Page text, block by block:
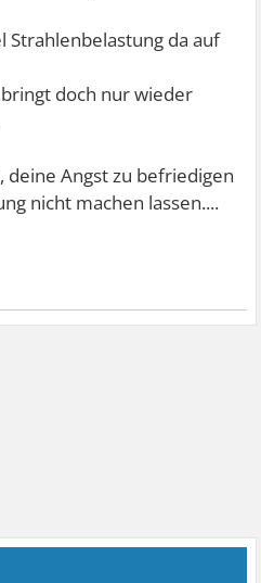
Strahlenbelastung da auf
doch nur wieder
Angst zu befriedigen
nicht machen lassen....